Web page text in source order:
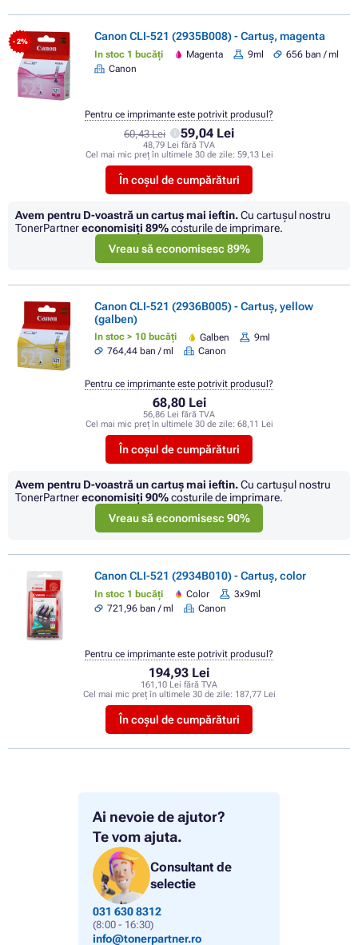
Ai nevoie de ajutor?
Te vom ajuta.
Consultant de
selectie
031 630 8312
(8:00 - 16:30)
info@tonerpartner.ro
- 2% Canon CLI-521 (2935B008) - Cartuș, magenta
In stoc 1 bucăți Magenta 9ml
656 ban / ml
Canon
60,43 Lei 59,04 Lei
48,79 Lei fără TVA
Cel mai mic preț în ultimele 30 de zile: 59,13 Lei
În coșul de cumpărături
Pentru ce imprimante este potrivit produsul?
Avem pentru D-voastră un cartuș mai ieftin.Cu cartuşul nostru
TonerPartnereconomisiţi 89%costurile de imprimare.
Vreau să economisesc 89%
Canon CLI-521 (2936B005) - Cartuș, yellow
(galben)
In stoc > 10 bucăți Galben
9ml
764,44 ban / ml
Canon
68,80 Lei
56,86 Lei fără TVA
Cel mai mic preț în ultimele 30 de zile: 68,11 Lei
În coșul de cumpărături
Pentru ce imprimante este potrivit produsul?
Avem pentru D-voastră un cartuș mai ieftin.Cu cartuşul nostru
TonerPartnereconomisiţi 90%costurile de imprimare.
Vreau să economisesc 90%
Canon CLI-521 (2934B010) - Cartuș, color
In stoc 1 bucăți Color
3x9ml
721,96 ban / ml
Canon
194,93 Lei
161,10 Lei fără TVA
Cel mai mic preț în ultimele 30 de zile: 187,77 Lei
În coșul de cumpărături
Pentru ce imprimante este potrivit produsul?